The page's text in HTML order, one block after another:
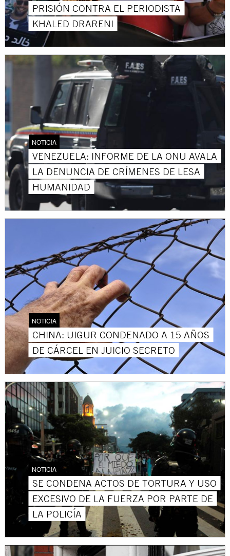
PRISIÓN CONTRA EL PERIODISTA
KHALED DRARENI
NOTICIA
VENEZUELA: INFORME DE LA ONU AVALA
LA DENUNCIA DE CRÍMENES DE LESA
HUMANIDAD
NOTICIA
CHINA: UIGUR CONDENADO A 15 AÑOS
DE CÁRCEL EN JUICIO SECRETO
NOTICIA
SE CONDENA ACTOS DE TORTURA Y USO
EXCESIVO DE LA FUERZA POR PARTE DE
LA POLICÍA